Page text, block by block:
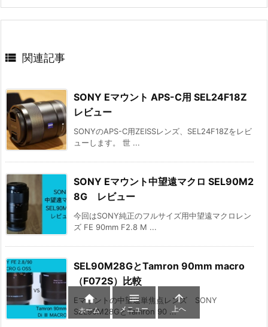
 関連記事
SONY Eマウント APS-C用 SEL24F18Z
レビュー
SONYのAPS-C用ZEISSレンズ、SEL24F18Zをレビ
ューします。 世 ...
SONY Eマウント中望遠マクロ SEL90M2
8G レビュー
今回はSONY純正のフルサイズ用中望遠マクロレン
ズ FE 90mm F2.8 M ...
SEL90M28GとTamron 90mm macro
（F072S）比較
Eマウントの中望遠単焦点レンズ SONY
SEL90M28GとTamron 90 ...

ホーム

メニュー

上へ